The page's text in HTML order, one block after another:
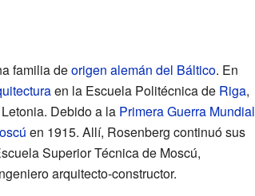
familia deorigen alemán del Báltico. En
en la Escuela Politécnica de Riga,
Debido a la Primera Guerra Mundial
en 1915. Allí, Rosenberg continuó sus
Superior Técnica de Moscú,
arquitecto-constructor.